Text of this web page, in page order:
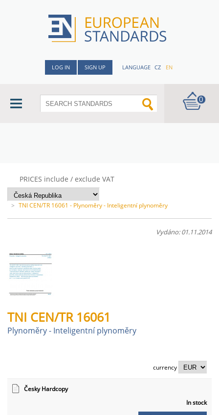
LOG IN SIGN UP LANGUAGE CZ EN
0
PRICES include / exclude VAT
> TNI CEN/TR 16061 - Plynoměry - Inteligentní plynoměry
Vydáno: 01.11.2014
TNI CEN/TR 16061
Plynoměry - Inteligentní plynoměry
currency
Česky Hardcopy
In stock